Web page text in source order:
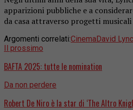
apparizioni pubbliche e a
da casa attraverso progetti
Argomenti correlati:CinemaDavid
Il prossimo
BAFTA 2025: tutte le nomination
Da non perdere
Robert De Niro è la star di ‘The Altro